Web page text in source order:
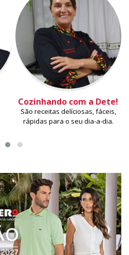
Cozinhando com a Dete!
São receitas delíciosas, fáceis,
rápidas para o seu dia-a-dia.